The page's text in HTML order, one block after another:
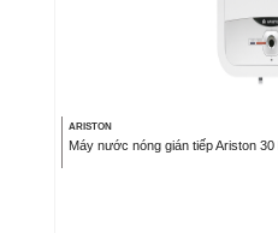
ARISTON
Máy nước nóng gián tiếp Ariston